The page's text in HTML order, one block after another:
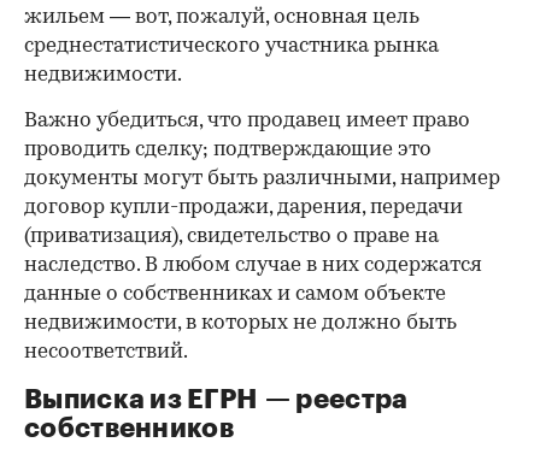
жильем — вот, пожалуй, основная цель
среднестатистического участника рынка
недвижимости.
Важно убедиться, что продавец имеет право
проводить сделку; подтверждающие это
документы могут быть различными, например
договор купли-продажи, дарения, передачи
(приватизация), свидетельство о праве на
наследство. В любом случае в них содержатся
данные о собственниках и самом объекте
недвижимости, в которых не должно быть
несоответствий.
Выписка из ЕГРН — реестра
собственников